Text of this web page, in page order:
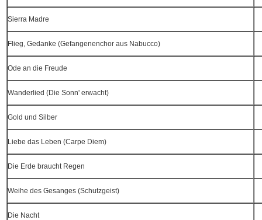
Sierra Madre
Flieg, Gedanke (Gefangenenchor aus Nabucco)
Ode an die Freude
Wanderlied (Die Sonn' erwacht)
Gold und Silber
Liebe das Leben (Carpe Diem)
Die Erde braucht Regen
Weihe des Gesanges (Schutzgeist)
Die Nacht